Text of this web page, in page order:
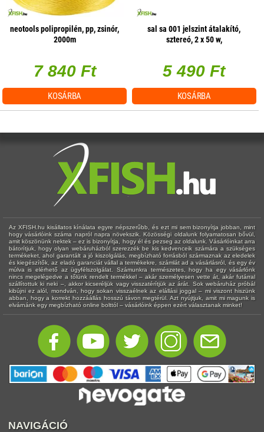
neotools polipropilén, pp, zsinór,
2000m
7 840 Ft
KOSÁRBA
sal sa 001 jelszint átalakító,
sztereó, 2 x 50 w,
5 490 Ft
KOSÁRBA
Az XFISH.hu kisállatos kínálata egyre népszerűbb, és ezt mi sem bizonyítja jobban, mint
hogy vásárlóink száma napról napra növekszik. Közösségi oldalunk folyamatosan bővül,
amit köszönünk nektek – ez is bizonyítja, hogy él és pezseg az oldalunk. Vásárlóinkat arra
bátorítjuk, hogy olyan webáruházból szerezzék be kis kedvenceik számára a szükséges
termékeket, ahol garantált a jó kiszolgálás, megbízható forrásból származnak az eledelek
és kiegészítők, az eladó garanciát vállal a termékekre, számlát ad a vásárlásról, és egy év
múlva is elérhető az ügyfélszolgálat. Számunkra természetes, hogy ha egy vásárlónk
nincs megelégedve a tőlünk rendelt termékkel – akár személyesen vette át, akár futárral
szállítottuk ki neki –, akkor kicseréljük vagy visszatérítjük az árát. Sok webáruház próbál
kibújni ez alól, mondván, hogy sokan visszaélnek az elállási joggal – mi viszont hiszünk
abban, hogy a korrekt hozzáállás hosszú távon megtérül. Azt nyújtjuk, amit mi magunk is
elvárnánk egy megbízható online bolttól – vásárlóink éppen ezért választanak minket!
NAVIGÁCIÓ